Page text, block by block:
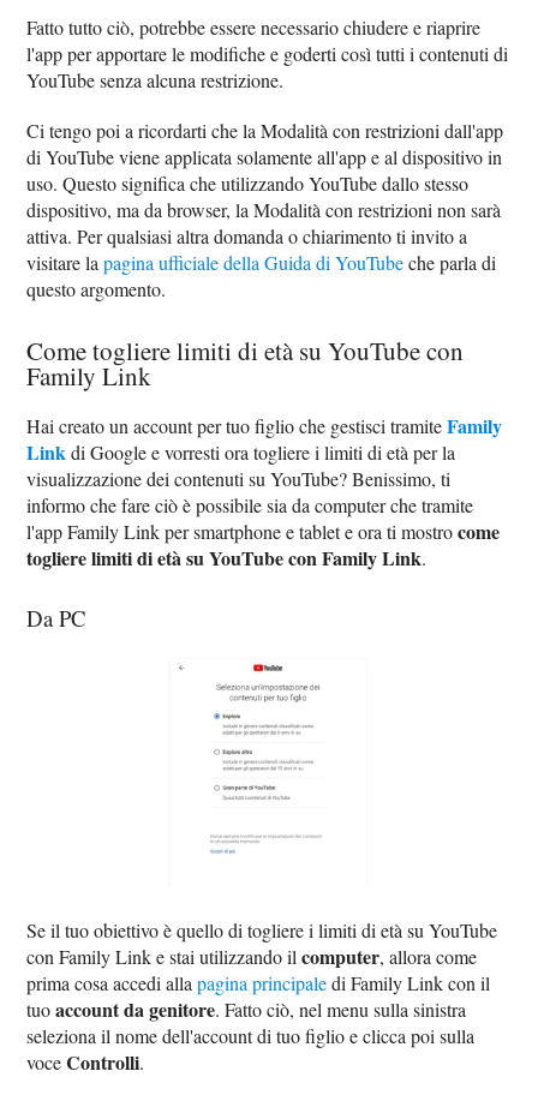
Fatto tutto ciò, potrebbe essere necessario chiudere e riaprire
l'app per apportare le modifiche e goderti così tutti i contenuti di
YouTube senza alcuna restrizione.
Ci tengo poi a ricordarti che la Modalità con restrizioni dall'app
di YouTube viene applicata solamente all'app e al dispositivo in
uso. Questo significa che utilizzando YouTube dallo stesso
dispositivo, ma da browser, la Modalità con restrizioni non sarà
attiva. Per qualsiasi altra domanda o chiarimento ti invito a
visitare lapagina ufficiale della Guida di YouTubeche parla di
questo argomento.
Come togliere limiti di età su YouTube con
Family Link
Hai creato un account per tuo figlio che gestisci tramiteFamily
Linkdi Google e vorresti ora togliere i limiti di età per la
visualizzazione dei contenuti su YouTube? Benissimo, ti
informo che fare ciò è possibile sia da computer che tramite
l'app Family Link per smartphone e tablet e ora ti mostrocome
togliere limiti di età su YouTube con Family Link.
Da PC
Se il tuo obiettivo è quello di togliere i limiti di età su YouTube
con Family Link e stai utilizzando ilcomputer, allora come
prima cosa accedi allapagina principaledi Family Link con il
tuoaccount da genitore. Fatto ciò, nel menu sulla sinistra
seleziona il nome dell'account di tuo figlio e clicca poi sulla
voceControlli.